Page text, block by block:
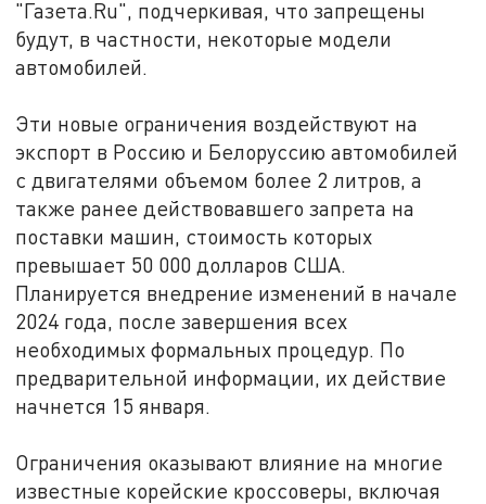
"Газета.Ru", подчеркивая, что запрещены
будут, в частности, некоторые модели
автомобилей.
Эти новые ограничения воздействуют на
экспорт в Россию и Белоруссию автомобилей
с двигателями объемом более 2 литров, а
также ранее действовавшего запрета на
поставки машин, стоимость которых
превышает 50 000 долларов США.
Планируется внедрение изменений в начале
2024 года, после завершения всех
необходимых формальных процедур. По
предварительной информации, их действие
начнется 15 января.
Ограничения оказывают влияние на многие
известные корейские кроссоверы, включая